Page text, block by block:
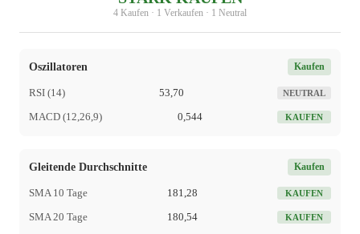
4 Kaufen · 1 Verkaufen · 1 Neutral
Oszillatoren Kaufen
RSI (14) 53,70 NEUTRAL
MACD (12,26,9) 0,544 KAUFEN
Gleitende Durchschnitte Kaufen
SMA 10 Tage 181,28 KAUFEN
SMA 20 Tage 180,54 KAUFEN